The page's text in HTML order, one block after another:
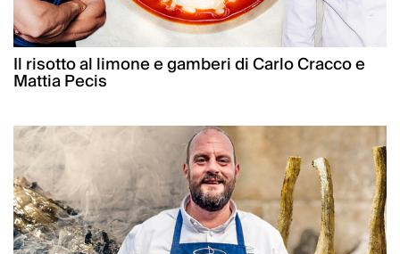
Il risotto al limone e gamberi di Carlo Cracco e
Mattia Pecis